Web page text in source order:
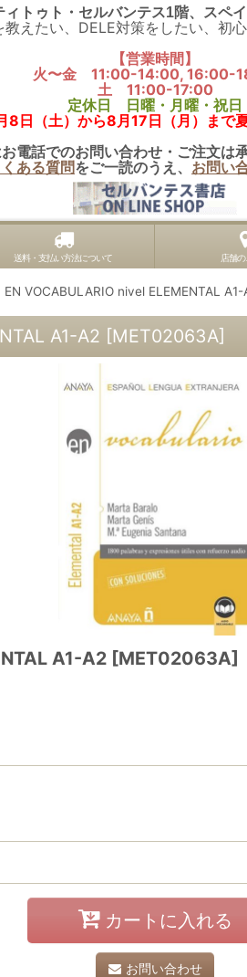
ィトゥト・セルバンテス1階、スペ
えたい、DELE対策をしたい、初
【営業時間】
火〜金 11:00-14:00, 16:00-
土 11:00-17:00
定休日 日曜・月曜・祝日
8日（土）から8月17日（月）まで夏
電話でのお問い合わせ・ご注文は
ある質問をご一読のうえ、 お問い
送料・支払い方法について 店舗
VOCABULARIO nivel ELEMENTAL A1-
A1-A2 [MET02063A]
A1-A2 [MET02063A]
カートに入れる
お問い合わせ